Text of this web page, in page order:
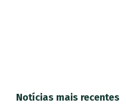
Notícias mais recentes